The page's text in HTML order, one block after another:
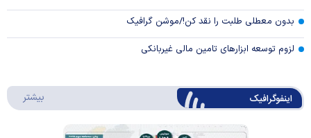
بدون معطلی طلبت را نقد کن!/موشن گرافیک
لزوم توسعه ابزارهای تامین مالی غیربانکی
اینفوگرافیک بیشتر